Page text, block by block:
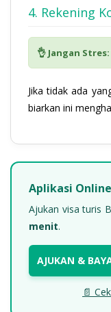
4. Rekening
👌 Jangan Stres:
Jika tidak ada
biarkan ini
Aplikasi
Ajukan visa turis
menit.
AJUKAN &
📄